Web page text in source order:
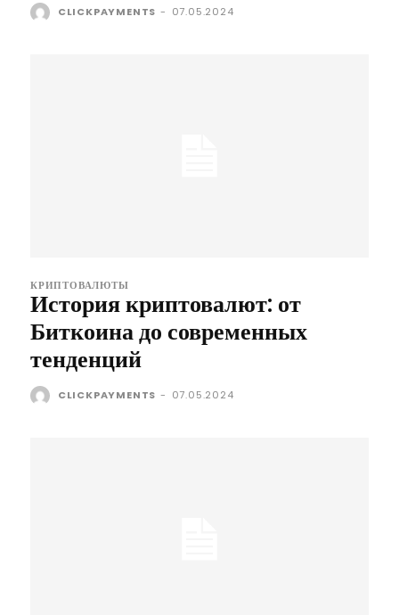
CLICKPAYMENTS - 07.05.2024
КРИПТОВАЛЮТЫ
История криптовалют: от
Биткоина до современных
тенденций
CLICKPAYMENTS - 07.05.2024